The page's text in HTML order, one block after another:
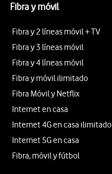
Fibra y móvil
Fibra y 2 líneas móvil + TV
Fibra y 3 líneas móvil
Fibra y 4 líneas móvil
Fibra y móvil ilimitado
Fibra Móvil y Netflix
Internet en casa
Internet 4G en casa ilimitado
Internet 5G en casa
Fibra, móvil y fútbol